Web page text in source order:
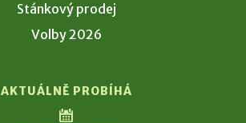
Stánkový prodej
Volby 2026
AKTUÁLNĚ PROBÍHÁ